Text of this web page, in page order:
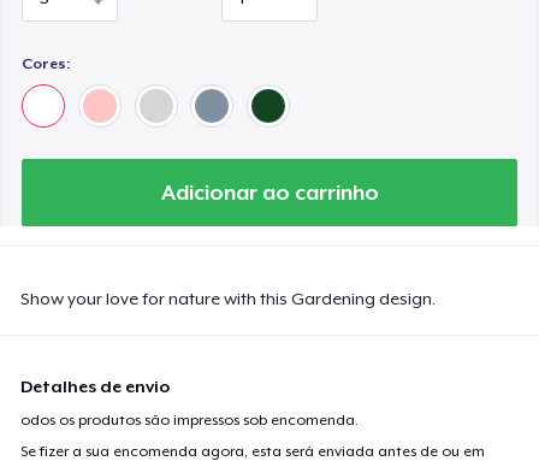
Cores:
Adicionar ao carrinho
Show your love for nature with this Gardening design.
Detalhes de envio
odos os produtos são impressos sob encomenda.
Se fizer a sua encomenda agora, esta será enviada antes de ou em